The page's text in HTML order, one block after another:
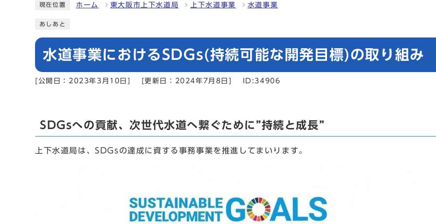
現在位置 ホーム 東大阪市上下水道局 上下水道事業 水道事業
あしあと
水道事業におけるSDGs(持続可能な開発目標)の取り組み
[公開日：2023年3月10日] [更新日：2024年7月8日] ID:34906
SDGsへの貢献、次世代水道へ繋ぐために”持続と成長”
上下水道局は、SDGsの達成に資する事務事業を推進してまいります。